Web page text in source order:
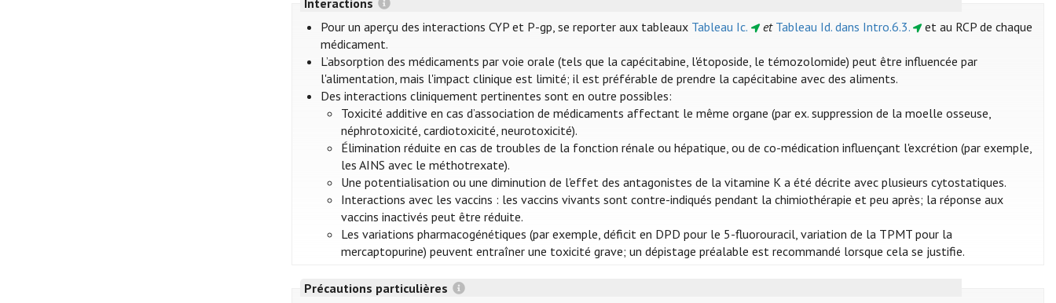
Pour un aperçu des interactions CYP et P-gp, se reporter aux tableaux Tableau Ic. et Tableau Id. dans Intro.6.3.
et au RCP de chaque
médicament.
L’absorption des médicaments par voie orale (tels que la capécitabine, l'étoposide, le témozolomide) peut être influencée par
l'alimentation, mais l'impact clinique est limité; il est préférable de prendre la capécitabine avec des aliments.
Des interactions cliniquement pertinentes sont en outre possibles:
Toxicité additive en cas d’association de médicaments affectant le même organe (par ex. suppression de la moelle osseuse,
néphrotoxicité, cardiotoxicité, neurotoxicité).
Élimination réduite en cas de troubles de la fonction rénale ou hépatique, ou de co-médication influençant l'excrétion (par exemple,
les AINS avec le méthotrexate).
Une potentialisation ou une diminution de l'effet des antagonistes de la vitamine K a été décrite avec plusieurs cytostatiques.
Interactions avec les vaccins : les vaccins vivants sont contre-indiqués pendant la chimiothérapie et peu après; la réponse aux
vaccins inactivés peut être réduite.
Les variations pharmacogénétiques (par exemple, déficit en DPD pour le 5-fluorouracil, variation de la TPMT pour la
mercaptopurine) peuvent entraîner une toxicité grave; un dépistage préalable est recommandé lorsque cela se justifie.
Précautions particulières